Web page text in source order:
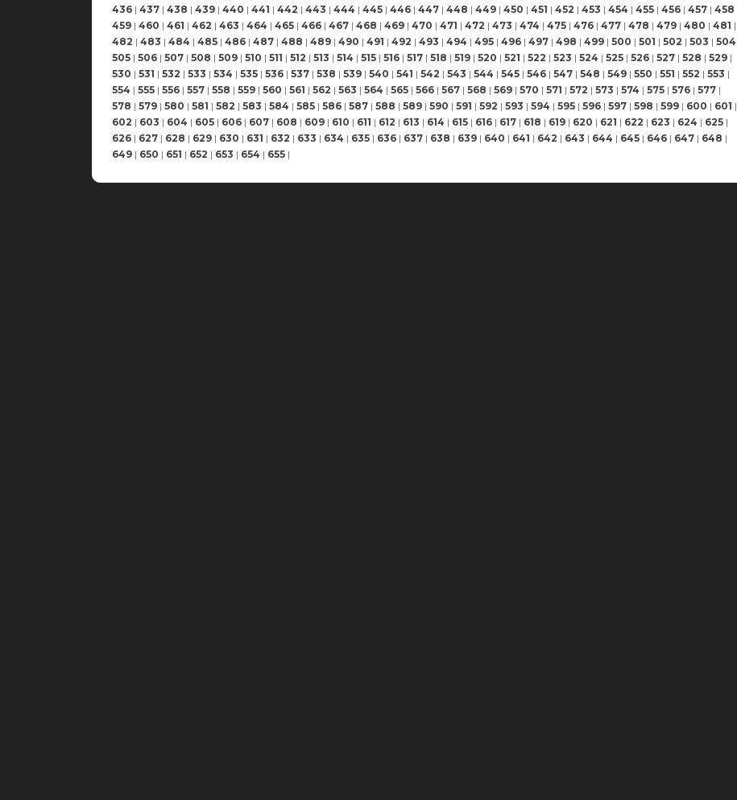
436 | 437 | 438 | 439 | 440 | 441 | 442 | 443 | 444 | 445 | 446 | 447 | 448 | 449 | 450 | 451 | 452 | 453 | 454 | 455 | 456 | 457 | 458
459 | 460 | 461 | 462 | 463 | 464 | 465 | 466 | 467 | 468 | 469 | 470 | 471 | 472 | 473 | 474 | 475 | 476 | 477 | 478 | 479 | 480 | 481 |
482 | 483 | 484 | 485 | 486 | 487 | 488 | 489 | 490 | 491 | 492 | 493 | 494 | 495 | 496 | 497 | 498 | 499 | 500 | 501 | 502 | 503 | 504
505 | 506 | 507 | 508 | 509 | 510 | 511 | 512 | 513 | 514 | 515 | 516 | 517 | 518 | 519 | 520 | 521 | 522 | 523 | 524 | 525 | 526 | 527 | 528 | 529 |
530 | 531 | 532 | 533 | 534 | 535 | 536 | 537 | 538 | 539 | 540 | 541 | 542 | 543 | 544 | 545 | 546 | 547 | 548 | 549 | 550 | 551 | 552 | 553 |
554 | 555 | 556 | 557 | 558 | 559 | 560 | 561 | 562 | 563 | 564 | 565 | 566 | 567 | 568 | 569 | 570 | 571 | 572 | 573 | 574 | 575 | 576 | 577 |
578 | 579 | 580 | 581 | 582 | 583 | 584 | 585 | 586 | 587 | 588 | 589 | 590 | 591 | 592 | 593 | 594 | 595 | 596 | 597 | 598 | 599 | 600 | 601 |
602 | 603 | 604 | 605 | 606 | 607 | 608 | 609 | 610 | 611 | 612 | 613 | 614 | 615 | 616 | 617 | 618 | 619 | 620 | 621 | 622 | 623 | 624 | 625 |
626 | 627 | 628 | 629 | 630 | 631 | 632 | 633 | 634 | 635 | 636 | 637 | 638 | 639 | 640 | 641 | 642 | 643 | 644 | 645 | 646 | 647 | 648 |
649 | 650 | 651 | 652 | 653 | 654 | 655 |